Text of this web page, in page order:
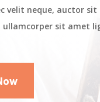
velit neque, auctor
ullamcorper sit amet